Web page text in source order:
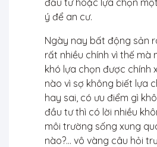
đầu tư hoặc lựa chọn
ý để an cư.
Ngày nay bất động sản
rất nhiều chính vì thế mà
khó lựa chọn được chính
nào vì sợ không biết lựa
hay sai, có ưu điểm gì
đầu tư thì có lời nhiều
môi trường sống xung
nào?… vô vàng câu hỏi